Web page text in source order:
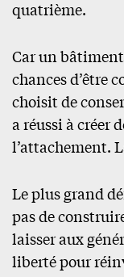
quatrième.
Car un
chances d’être
choisit de
a réussi à créer
l’attachement.
Le plus grand
pas de
laisser aux
liberté pour